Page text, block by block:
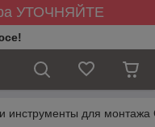
УТОЧНЯЙТЕ
инструменты для